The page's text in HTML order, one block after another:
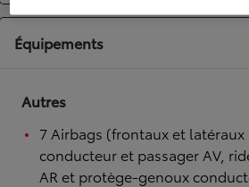
Équipements
Autres
7 Airbags (frontaux et
conducteur et passager AV,
AR et protège-genoux